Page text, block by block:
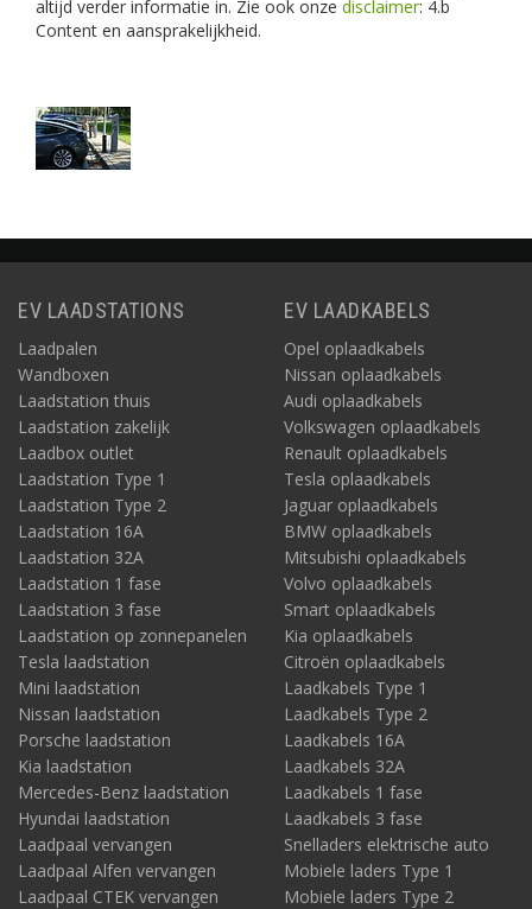
altijd verder informatie in. Zie ook onze disclaimer: 4.b
Content en aansprakelijkheid.
EV LAADSTATIONS
Laadpalen
Wandboxen
Laadstation thuis
Laadstation zakelijk
Laadbox outlet
Laadstation Type 1
Laadstation Type 2
Laadstation 16A
Laadstation 32A
Laadstation 1 fase
Laadstation 3 fase
Laadstation op zonnepanelen
Tesla laadstation
Mini laadstation
Nissan laadstation
Porsche laadstation
Kia laadstation
Mercedes-Benz laadstation
Hyundai laadstation
Laadpaal vervangen
Laadpaal Alfen vervangen
Laadpaal CTEK vervangen
EV LAADKABELS
Opel oplaadkabels
Nissan oplaadkabels
Audi oplaadkabels
Volkswagen oplaadkabels
Renault oplaadkabels
Tesla oplaadkabels
Jaguar oplaadkabels
BMW oplaadkabels
Mitsubishi oplaadkabels
Volvo oplaadkabels
Smart oplaadkabels
Kia oplaadkabels
Citroën oplaadkabels
Laadkabels Type 1
Laadkabels Type 2
Laadkabels 16A
Laadkabels 32A
Laadkabels 1 fase
Laadkabels 3 fase
Snelladers elektrische auto
Mobiele laders Type 1
Mobiele laders Type 2